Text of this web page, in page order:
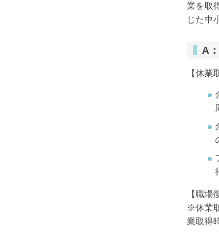
業を取
じた中
A
【休業
【職場
※休業
業取得